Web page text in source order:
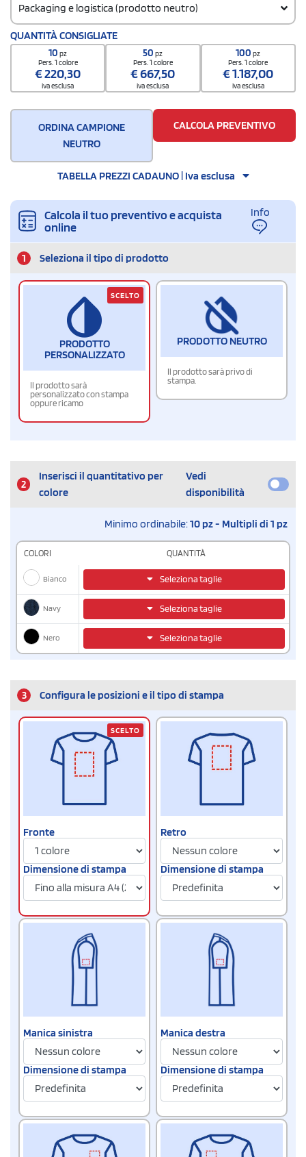
Packaging e logistica (prodotto neutro)
Codice doganale
61091000
QUANTITÀ CONSIGLIATE
10pz
Pers. 1 colore
€220,30
iva esclusa
50pz
Pers. 1 colore
€667,50
iva esclusa
100pz
Pers. 1 colore
€1.187,00
iva esclusa
ORDINA CAMPIONE
NEUTRO
CALCOLA PREVENTIVO
TABELLA PREZZI CADAUNO | Iva esclusa
Calcola il tuo preventivo e acquista
online
Info
1 Seleziona il tipo di prodotto
PRODOTTO
PERSONALIZZATO
Il prodotto sarà
personalizzato con stampa
oppure ricamo
SCELTO
PRODOTTO NEUTRO
Il prodotto sarà privo di
stampa.
2
Inserisci il quantitativo per
colore
Vedi
disponibilità
Minimo ordinabile:10 pz - Multipli di 1 pz
COLORI QUANTITÀ
Bianco Seleziona taglie
Navy Seleziona taglie
Nero Seleziona taglie
3 Configura le posizioni e il tipo di stampa
Fronte
Dimensione di stampa
SCELTO
Retro
Dimensione di stampa
Manica sinistra
Dimensione di stampa
Manica destra
Dimensione di stampa